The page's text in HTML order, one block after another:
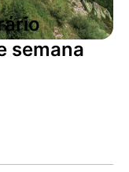
semana